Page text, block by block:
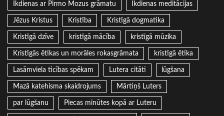
Ikdienas ar Pirmo Mozus grāmatu Ikdienas meditācijas
Jēzus Kristus Kristība Kristīgā dogmatika
Kristīgā dzīve kristīgā mācība kristīgā mūzika
Kristīgās ētikas un morāles rokasgrāmata kristīgā ētika
Lasāmviela ticības spēkam Lutera citāti lūgšana
Mazā katehisma skaidrojums Mārtiņš Luters
par lūgšanu Piecas minūtes kopā ar Luteru